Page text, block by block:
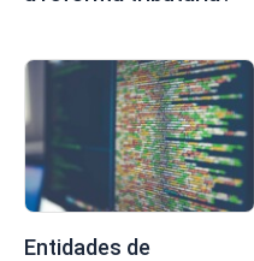
Entidades de